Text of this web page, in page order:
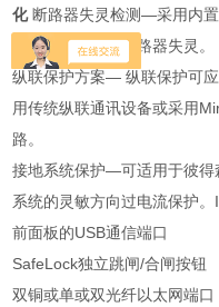
化 断路器失灵检测—采用内
辑，可快速检测断路器失灵。
纵联保护方案— 纵联保护可
用传统纵联通讯设备或采用
路。
接地系统保护—可适用于彼得
系统的灵敏方向过电流保护
前面板的USB通信端口
SafeLock独立跳闸/合闸按钮
双铜或单或双光纤以太网端口